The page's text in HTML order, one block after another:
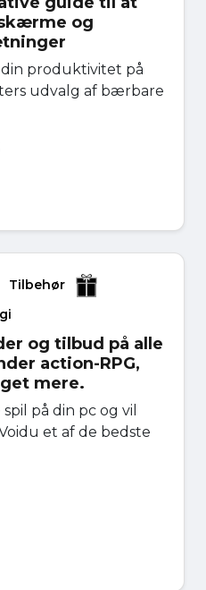
og
din produktivitet på
udvalg af bærbare
Tilbehør
og tilbud på alle
action-RPG,
mere.
på din pc og vil
et af de bedste